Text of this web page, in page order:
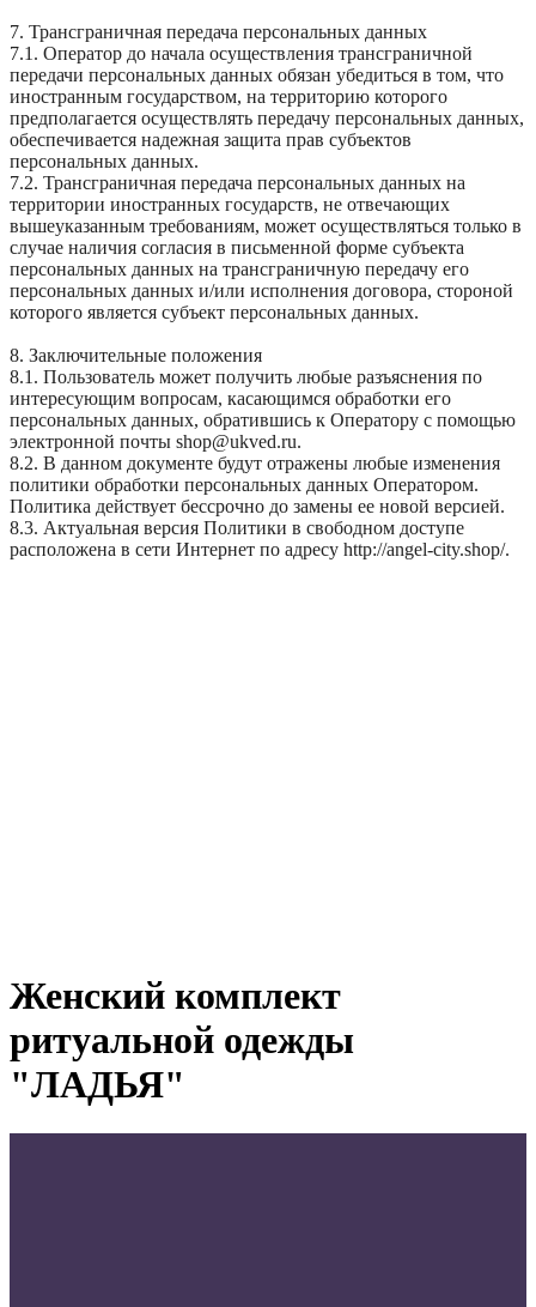
7. Трансграничная передача персональных данных
7.1. Оператор до начала осуществления трансграничной
передачи персональных данных обязан убедиться в том, что
иностранным государством, на территорию которого
предполагается осуществлять передачу персональных данных,
обеспечивается надежная защита прав субъектов
персональных данных.
7.2. Трансграничная передача персональных данных на
территории иностранных государств, не отвечающих
вышеуказанным требованиям, может осуществляться только в
случае наличия согласия в письменной форме субъекта
персональных данных на трансграничную передачу его
персональных данных и/или исполнения договора, стороной
которого является субъект персональных данных.
8. Заключительные положения
8.1. Пользователь может получить любые разъяснения по
интересующим вопросам, касающимся обработки его
персональных данных, обратившись к Оператору с помощью
электронной почты shop@ukved.ru.
8.2. В данном документе будут отражены любые изменения
политики обработки персональных данных Оператором.
Политика действует бессрочно до замены ее новой версией.
8.3. Актуальная версия Политики в свободном доступе
расположена в сети Интернет по адресу http://angel-city.shop/.
Женский комплект
ритуальной одежды
"ЛАДЬЯ"